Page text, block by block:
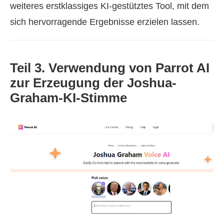
weiteres erstklassiges KI‑gestütztes Tool, mit dem
sich hervorragende Ergebnisse erzielen lassen.
Teil 3. Verwendung von Parrot AI
zur Erzeugung der Joshua-
Graham-KI-Stimme